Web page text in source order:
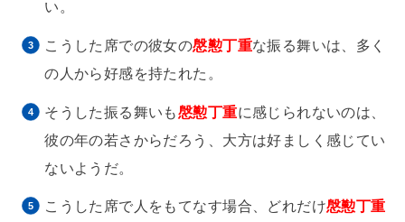
い。
こうした席での彼女の慇懃丁重な振る舞いは、多く
の人から好感を持たれた。
そうした振る舞いも慇懃丁重に感じられないのは、
彼の年の若さからだろう、大方は好ましく感じてい
ないようだ。
こうした席で人をもてなす場合、どれだけ慇懃丁重